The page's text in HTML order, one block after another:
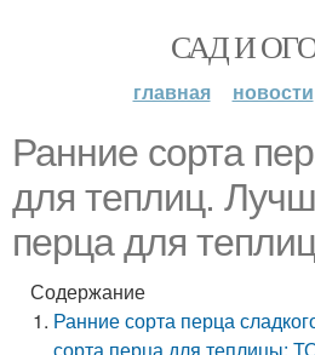
САД И
главная новости
Ранние сорта
для теплиц.
перца для
Содержание
Ранние сорта перца